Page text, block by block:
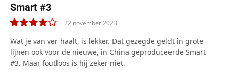
Smart #3
8.0
22 november 2023
Wat je van ver haalt, is lekker. Dat gezegde geldt in grote
lijnen ook voor de nieuwe, in China geproduceerde Smart
#3. Maar foutloos is hij zeker niet.